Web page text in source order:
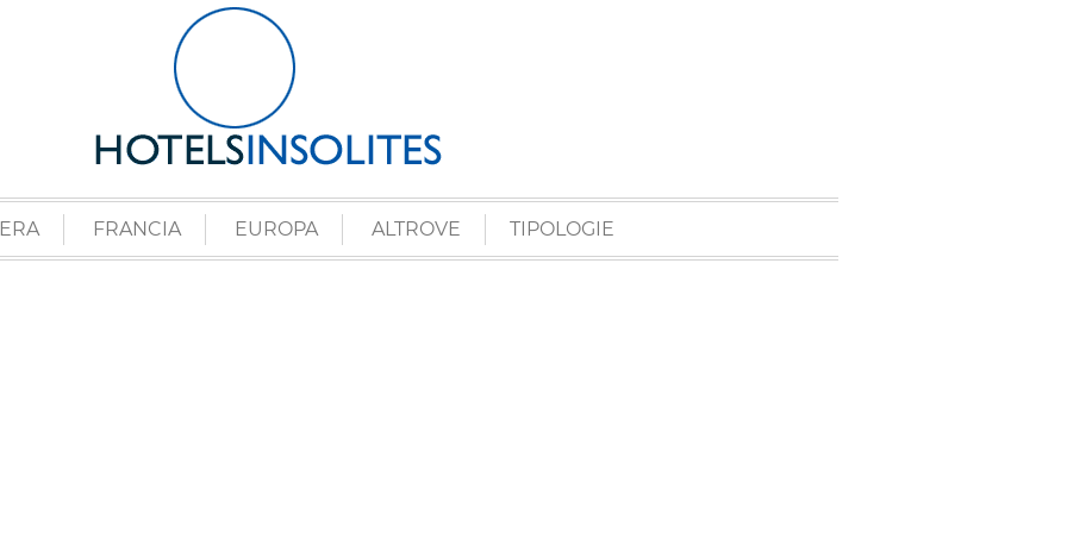
FRANCIA EUROPA ALTROVE TIPOLOGIE